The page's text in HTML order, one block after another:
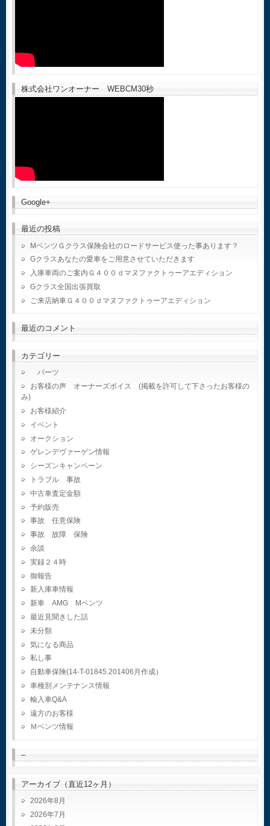
株式会社ワンオーナー WEBCM30秒
Google+
最近の投稿
MベンツＧクラス保険会社のロードサービス使った事あります？
Gクラスあなたの愛車をご用意させていただきます
入庫車両のご案内Ｇ４００ｄマヌファクトゥーアエディション
Gクラス全国出張買取
ご来店納車Ｇ４００ｄマヌファクトゥーアエディション
最近のコメント
カテゴリー
パーツ
お客様の声 オーナーズボイス (掲載を許可して下さったお客様の
み)
お客様紹介
イベント
オークション
ゲレンデヴァーゲン情報
シーズンキャンペーン
トラブル 事故
中古車査定金額
予約販売
事故 任意保険
事故 故障 保険
余談
実録２４時
御報告
新入庫車情報
新車 AMG Mベンツ
最近見聞きした話
未分類
気になる商品
私し事
自動車保険(14-T-01845.201406月作成）
車種別メンテナンス情報
輸入車Q&A
遠方のお客様
Ｍベンツ情報
–
アーカイブ（直近12ヶ月）
2026年8月
2026年7月